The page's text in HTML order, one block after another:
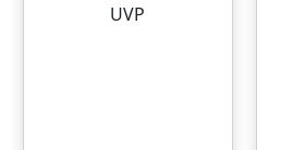
UVP